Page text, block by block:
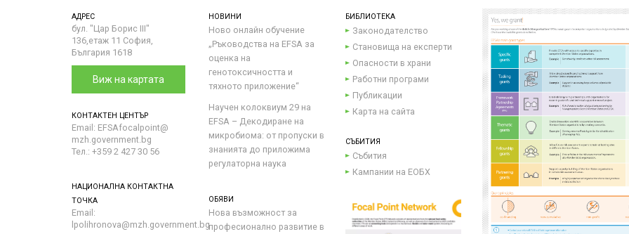
АДРЕС
бул. "Цар Борис III"
136,етаж 11 София,
България 1618
Виж на картата
КОНТАКТЕН ЦЕНТЪР
Email: EFSAfocalpoint@
mzh.government.bg
Тел.: +359 2 427 30 56
НАЦИОНАЛНА КОНТАКТНА
ТОЧКА
Email:
lpolihronova@mzh.government.bg
НОВИНИ
Ново онлайн обучение
„Ръководства на ЕFSA за
оценка на
генотоксичността и
тяхното приложение“
Научен колоквиум 29 на
EFSA – Декодиране на
микробиома: от пропуски в
знанията до приложима
регулаторна наука
ОБЯВИ
Нова възможност за
професионално развитие в
БИБЛИОТЕКА
Законодателство
Становища на експерти
Опасности в храни
Работни програми
Публикации
Карта на сайта
СЪБИТИЯ
Събития
Кампании на ЕОБХ